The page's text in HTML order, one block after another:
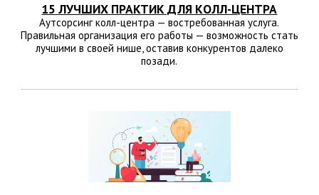
15 ЛУЧШИХ ПРАКТИК ДЛЯ КОЛЛ-ЦЕНТРА
Аутсорсинг колл-центра — востребованная услуга.
Правильная организация его работы — возможность стать
лучшими в своей нише, оставив конкурентов далеко
позади.